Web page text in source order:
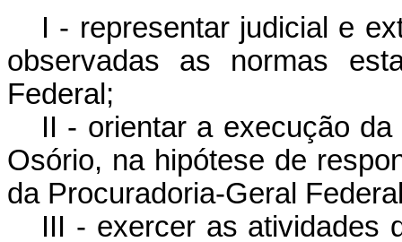
I - representar judicial e
observadas as normas
Federal;
II - orientar a execução
Osório, na hipótese de
da Procuradoria-Geral
III - exercer as atividades